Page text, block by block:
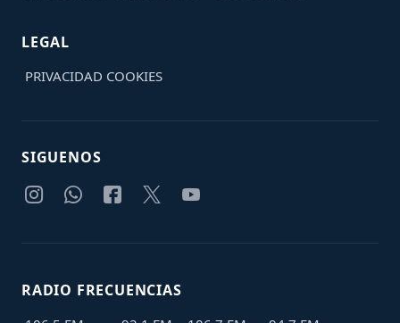
LEGAL
PRIVACIDAD COOKIES
SIGUENOS
RADIO FRECUENCIAS